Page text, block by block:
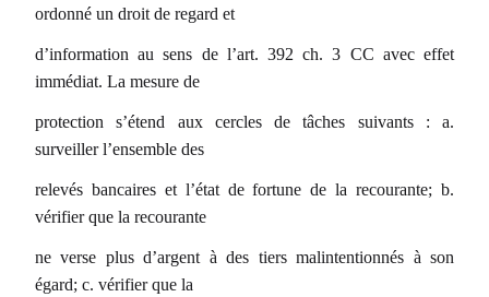
ordonné un droit de regard et
d’information au sens de l’art. 392 ch. 3 CC avec effet
immédiat. La mesure de
protection s’étend aux cercles de tâches suivants : a.
surveiller l’ensemble des
relevés bancaires et l’état de fortune de la recourante; b.
vérifier que la recourante
ne verse plus d’argent à des tiers malintentionnés à son
égard; c. vérifier que la